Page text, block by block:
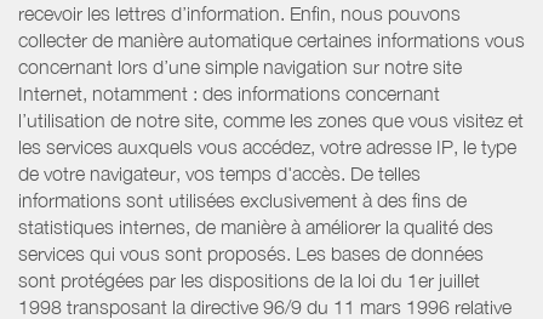
recevoir les lettres d’information. Enfin, nous pouvons
collecter de manière automatique certaines informations vous
concernant lors d’une simple navigation sur notre site
Internet, notamment : des informations concernant
l’utilisation de notre site, comme les zones que vous visitez et
les services auxquels vous accédez, votre adresse IP, le type
de votre navigateur, vos temps d'accès. De telles
informations sont utilisées exclusivement à des fins de
statistiques internes, de manière à améliorer la qualité des
services qui vous sont proposés. Les bases de données
sont protégées par les dispositions de la loi du 1er juillet
1998 transposant la directive 96/9 du 11 mars 1996 relative